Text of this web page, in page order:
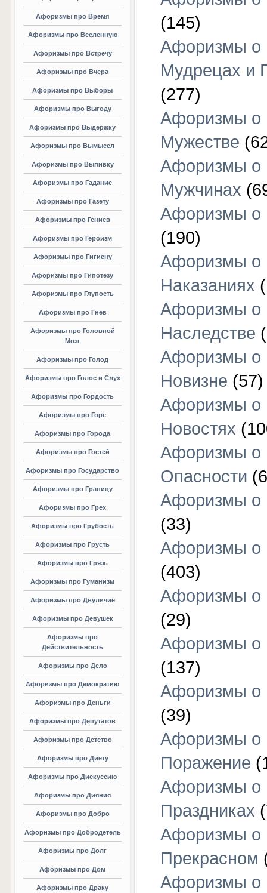
Афоризмы про Время
Афоризмы про Вселенную
Афоризмы про Встречу
Афоризмы про Вчера
Афоризмы про Выборы
Афоризмы про Выгоду
Афоризмы про Выдержку
Афоризмы про Вымысел
Афоризмы про Выпивку
Афоризмы про Гадание
Афоризмы про Газету
Афоризмы про Гениев
Афоризмы про Героизм
Афоризмы про Гигиену
Афоризмы про Гипотезу
Афоризмы про Глупость
Афоризмы про Гнев
Афоризмы про Головной
Мозг
Афоризмы про Голод
Афоризмы про Голос и Слух
Афоризмы про Гордость
Афоризмы про Горе
Афоризмы про Города
Афоризмы про Гостей
Афоризмы про Государство
Афоризмы про Границу
Афоризмы про Грех
Афоризмы про Грубость
Афоризмы про Грусть
Афоризмы про Грязь
Афоризмы про Гуманизм
Афоризмы про Двуличие
Афоризмы про Девушек
Афоризмы про
Действительность
Афоризмы про Дело
Афоризмы про Демократию
Афоризмы про Деньги
Афоризмы про Депутатов
Афоризмы про Детство
Афоризмы про Диету
Афоризмы про Дискуссию
Афоризмы про Дияния
Афоризмы про Добро
Афоризмы про Добродетель
Афоризмы про Долг
Афоризмы про Дом
Афоризмы про Драку
(145)
Афоризмы о
Мудрецах и
(277)
Афоризмы о
Мужестве
Афоризмы о
Мужчинах
Афоризмы о
(190)
Афоризмы о
Наказаниях
Афоризмы о
Наследстве
Афоризмы о
Новизне (57)
Афоризмы о
Новостях
Афоризмы о
Опасности
Афоризмы о
(33)
Афоризмы
(403)
Афоризмы о
(29)
Афоризмы о
(137)
Афоризмы о
(39)
Афоризмы о
Поражение
Афоризмы о
Праздниках
Афоризмы о
Прекрасном
Афоризмы о